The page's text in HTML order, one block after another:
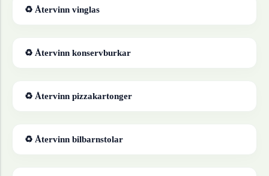
♻ Återvinn vinglas
♻ Återvinn konservburkar
♻ Återvinn pizzakartonger
♻ Återvinn bilbarnstolar